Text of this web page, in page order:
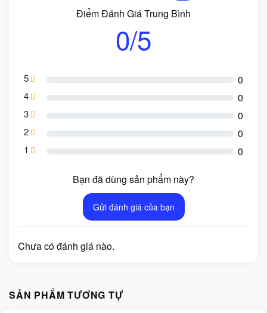
Điểm Đánh Giá Trung Bình
0/5
5 0
4 0
3 0
2 0
1 0
Bạn đã dùng sản phẩm này?
Gửi đánh giá của bạn
Chưa có đánh giá nào.
SẢN PHẨM TƯƠNG TỰ